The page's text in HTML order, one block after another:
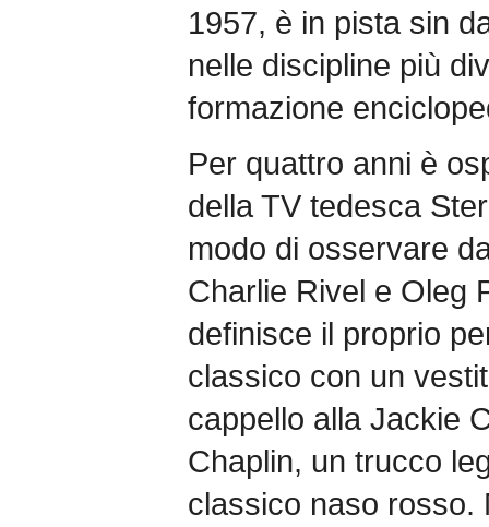
1957, è in pista sin
nelle discipline più
formazione
Per quattro anni è
della TV tedesca
modo di osservare
Charlie Rivel e Oleg
definisce il proprio
classico con un
cappello alla Jackie
Chaplin, un trucco
classico naso rosso.